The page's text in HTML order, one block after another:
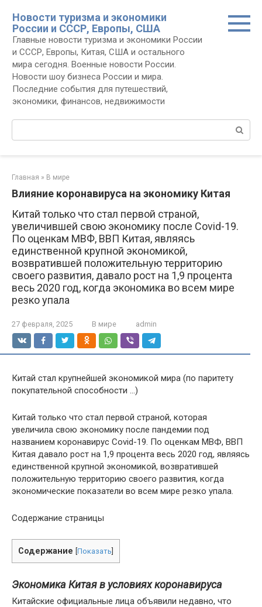
контенту
Новости туризма и экономики
России и СССР, Европы, США
Главные новости туризма и экономики России
и СССР, Европы, Китая, США и остального
мира сегодня. Военные новости России.
Новости шоу бизнеса России и мира.
Последние события для путешествий,
экономики, финансов, недвижимости
Поиск:
Главная » В мире
Влияние коронавируса на экономику Китая
Китай только что стал первой страной,
увеличившей свою экономику после Covid-19.
По оценкам МВФ, ВВП Китая, являясь
единственной крупной экономикой,
возвратившей положительную территорию
своего развития, давало рост на 1,9 процента
весь 2020 год, когда экономика во всем мире
резко упала
27 февраля, 2025 В мире admin
Китай стал крупнейшей экономикой мира (по паритету
покупательной способности …)
Китай только что стал первой страной, которая
увеличила свою экономику после пандемии под
названием коронавирус Covid-19. По оценкам МВФ, ВВП
Китая давало рост на 1,9 процента весь 2020 год, являясь
единственной крупной экономикой, возвратившей
положительную территорию своего развития, когда
экономические показатели во всем мире резко упала.
Содержание страницы
Содержание Показать
Экономика Китая в условиях коронавируса
Китайские официальные лица объявили недавно, что